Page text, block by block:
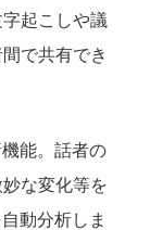
起こしや議
で共有でき
能。話者の
な変化等を
動分析しま